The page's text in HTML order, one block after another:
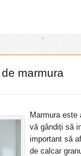
marmura
Marmura
vă gândiți să
important să
de calcar